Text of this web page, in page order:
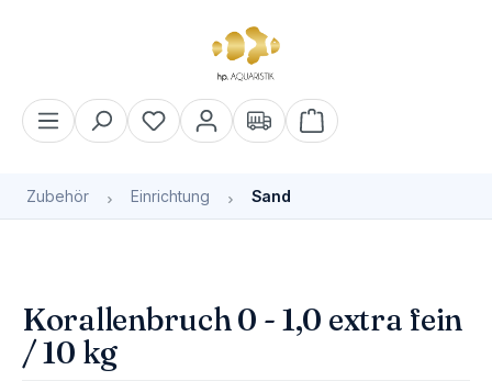
Warenkorb enthält 0
Zubehör Einrichtung Sand
Korallenbruch 0 - 1,0 extra fein
/ 10 kg